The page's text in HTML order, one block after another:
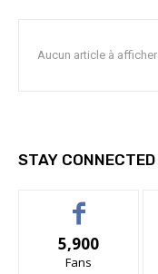
Aucun article à afficher
STAY CONNECTED
5,900
Fans